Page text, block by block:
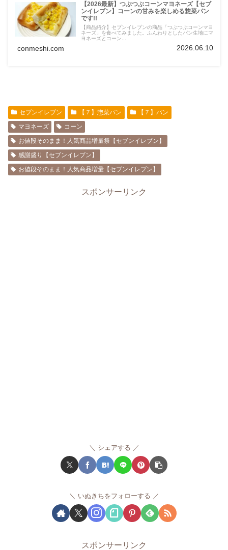
【2026最新】つぶつぶコーンマヨネーズ【セブ
ンイレブン】コーンの甘みを楽しめる惣菜パン
です!!
【商品紹介】セブンイレブンの商品「つぶつぶコーンマヨ
ネーズ」を食べてみました。ふんわりとしたパン生地にマ
ヨネーズとコーン...
conmeshi.com 2026.06.10
セブンイレブン 【７】惣菜パン
【７】パン
マヨネーズ
コーン
お値段そのまま！人気商品増量祭【セブンイレブン】
感謝盛り【セブンイレブン】
お値段そのまま！人気商品増量【セブンイレブン】
スポンサーリンク
シェアする
いぬきちをフォローする
スポンサーリンク